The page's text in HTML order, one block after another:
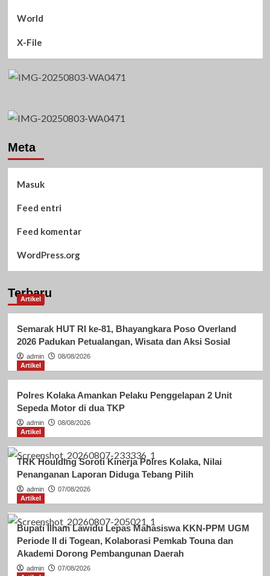
World
X-File
Meta
Masuk
Feed entri
Feed komentar
WordPress.org
Terbaru
Artikel
Semarak HUT RI ke-81, Bhayangkara Poso Overland
2026 Padukan Petualangan, Wisata dan Aksi Sosial
admin
08/08/2026
Artikel
Polres Kolaka Amankan Pelaku Penggelapan 2 Unit
Sepeda Motor di dua TKP
admin
08/08/2026
Artikel
TRK Houlding Soroti Kinerja Polres Kolaka, Nilai
Penanganan Laporan Diduga Tebang Pilih
admin
07/08/2026
Artikel
Bupati Ilham Lawidu Lepas Mahasiswa KKN-PPM UGM
Periode II di Togean, Kolaborasi Pemkab Touna dan
Akademi Dorong Pembangunan Daerah
admin
07/08/2026